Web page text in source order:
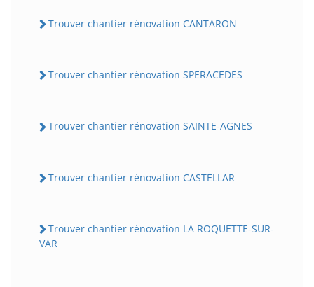
Trouver chantier rénovation CANTARON
Trouver chantier rénovation SPERACEDES
Trouver chantier rénovation SAINTE-AGNES
Trouver chantier rénovation CASTELLAR
Trouver chantier rénovation LA ROQUETTE-SUR-
VAR